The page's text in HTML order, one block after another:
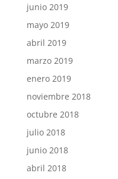
junio 2019
mayo 2019
abril 2019
marzo 2019
enero 2019
noviembre 2018
octubre 2018
julio 2018
junio 2018
abril 2018